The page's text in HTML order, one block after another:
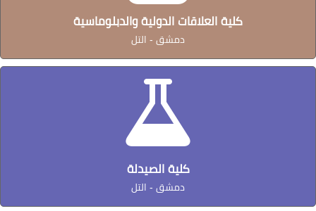
كلية العلاقات الدولية والدبلوماسية
دمشق - التل
كلية الصيدلة
دمشق - التل